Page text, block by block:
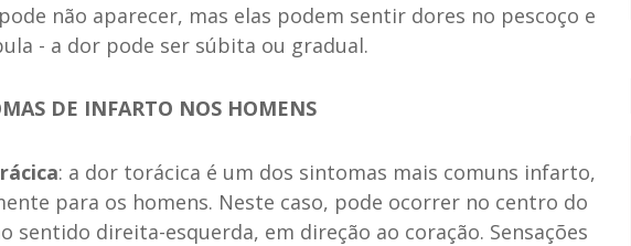
não aparecer, mas elas podem sentir dores no pescoço e
- a dor pode ser súbita ou gradual.
DE INFARTO NOS HOMENS
: a dor torácica é um dos sintomas mais comuns infarto,
para os homens. Neste caso, pode ocorrer no centro do
sentido direita-esquerda, em direção ao coração. Sensações